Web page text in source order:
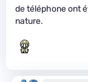
de téléphone ont
nature.